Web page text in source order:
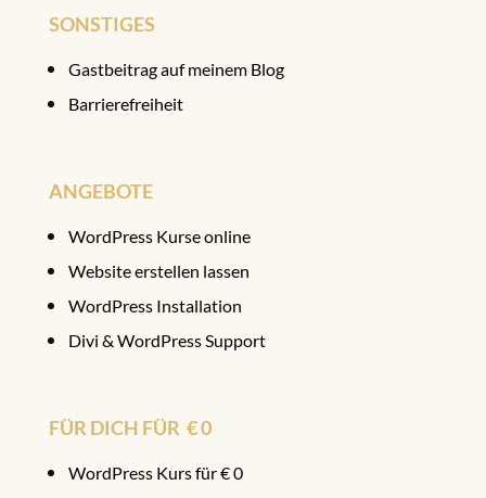
SONSTIGES
Gastbeitrag auf meinem Blog
Barrierefreiheit
ANGEBOTE
WordPress Kurse online
Website erstellen lassen
WordPress Installation
Divi & WordPress Support
FÜR DICH FÜR € 0
WordPress Kurs für € 0